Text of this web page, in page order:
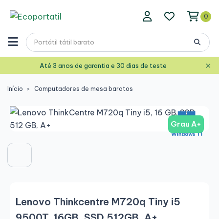
0
Até 3 anos de garantia e 30 dias de teste ×
Início Computadores de mesa baratos
Grau A+
Lenovo Thinkcentre M720q Tiny i5